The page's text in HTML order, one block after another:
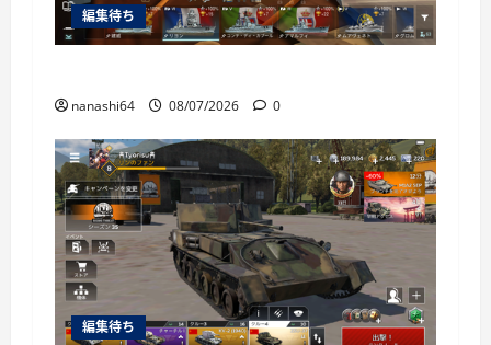
編集待ち
nanashi64 08/07/2026 0
編集待ち